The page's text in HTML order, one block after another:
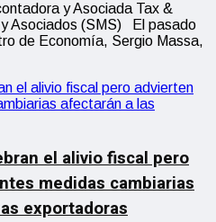
y Asociada Tax &
y Asociados (SMS) El pasado
de Economía, Sergio Massa,
el alivio fiscal pero
medidas cambiarias
exportadoras